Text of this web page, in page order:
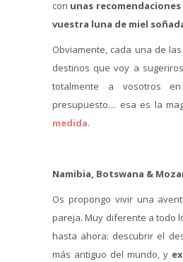
con unas
vuestra luna de miel
Obviamente, cada una de
destinos que voy a
totalmente a vosotros
presupuesto… esa es la
medida.
Namibia, Botswana &
Os propongo vivir una
pareja. Muy diferente a todo
hasta ahora: descubrir el
más antiguo del mundo, y